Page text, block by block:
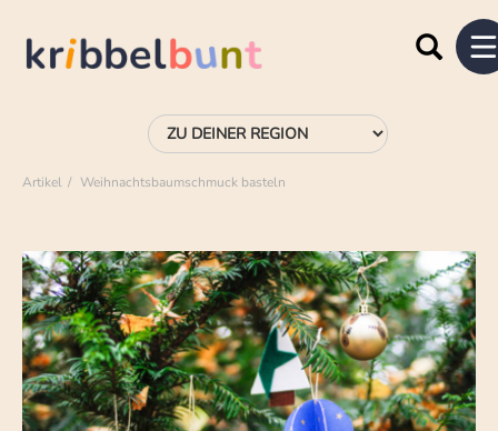
Artikel Weihnachtsbaumschmuck basteln